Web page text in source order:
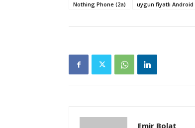
Nothing Phone (2a)
uygun fiyatlı
Emir Bolat